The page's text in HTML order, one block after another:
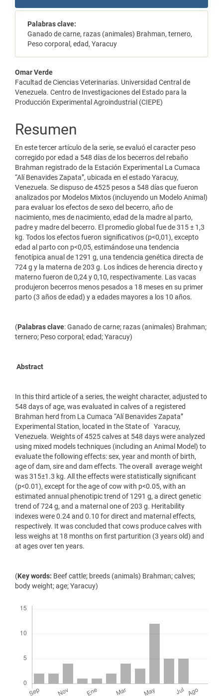
Palabras clave:
Ganado de carne, razas (animales) Brahman, ternero,
Peso corporal, edad, Yaracuy
Contenido
principal
del
artículo
Omar Verde
Facultad de Ciencias Veterinarias. Universidad Central de
Venezuela. Centro de Investigaciones del Estado para la
Producción Experimental Agroindustrial (CIEPE)
Resumen
En este tercer artículo de la serie, se evaluó el caracter peso
corregido por edad a 548 días de los becerros del rebaño
Brahman registrado de la Estación Experimental La Cumaca
“Alí Benavides Zapata”, ubicada en el estado Yaracuy,
Venezuela. Se dispuso de 4525 pesos a 548 días que fueron
analizados por Modelos Mixtos (incluyendo un Modelo Animal)
para evaluar los efectos de sexo del becerro, año de
nacimiento, mes de nacimiento, edad de la madre al parto,
padre y madre del becerro. El promedio global fue de 315 ± 1,3
kg. Todos los efectos fueron significativos (p<0,01), excepto
edad al parto con p<0,05, estimándose una tendencia
fenotípica anual de 1291 g, una tendencia genética directa de
724 g y la materna de 203 g. Los índices de herencia directo y
materno fueron de 0,24 y 0,10, respectivamente. Las vacas
produjeron becerros menos pesados a 18 meses en su primer
parto (3 años de edad) y a edades mayores a los 10 años.
(Palabras clave: Ganado de carne; razas (animales) Brahman;
ternero; Peso corporal; edad; Yaracuy)
Abstract
In this third article of a series, the weight character, adjusted to
548 days of age, was evaluated in calves of a registered
Brahman herd from La Cumaca “Alí Benavides Zapata”
Experimental Station, located in the State of Yaracuy,
Venezuela. Weights of 4525 calves at 548 days were analyzed
using mixed models techniques (including an Animal Model) to
evaluate the following effects: sex, year and month of birth,
age of dam, sire and dam effects. The overall average weight
was 315±1.3 kg. All the effects were statistically significant
(p<0.01), except for the age of cow with p<0.05, with an
estimated annual phenotipic trend of 1291 g, a direct genetic
trend of 724 g, and a maternal one of 203 g. Heritability
indexes were 0.24 and 0.10 for direct and maternal effects,
respectively. It was concluded that cows produce calves with
less weighs at 18 months on first parturition (3 years old) and
at ages over ten years.
(Key words: Beef cattle; breeds (animals) Brahman; calves;
body weight; age; Yaracuy)